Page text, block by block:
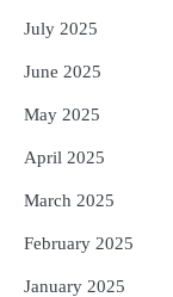
July 2025
June 2025
May 2025
April 2025
March 2025
February 2025
January 2025